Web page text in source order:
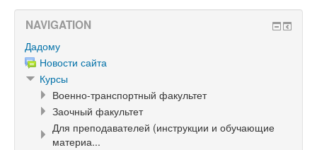
NAVIGATION
Дадому
Новости сайта
Курсы
Военно-транспортный факультет
Заочный факультет
Для преподавателей (инструкции и обучающие
материа...